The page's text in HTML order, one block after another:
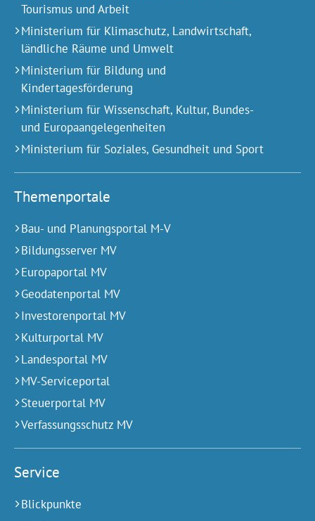
Tourismus und Arbeit
Ministerium für Klimaschutz, Landwirtschaft,
ländliche Räume und Umwelt
Ministerium für Bildung und
Kindertagesförderung
Ministerium für Wissenschaft, Kultur, Bundes-
und Europa­angelegen­heiten
Ministerium für Soziales, Gesundheit und Sport
Themenportale
Bau- und Planungsportal M-V
Bildungsserver MV
Europaportal MV
Geodatenportal MV
Investorenportal MV
Kulturportal MV
Landesportal MV
MV-Serviceportal
Steuerportal MV
Verfassungsschutz MV
Service
Blickpunkte